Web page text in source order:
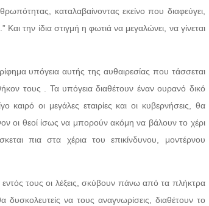
καταλαβαίνοντας εκείνο που διαφεύγει,
την ίδια στιγμή η φωτιά να μεγαλώνει, να γίνεται
υπόγεια αυτής της αυθαιρεσίας που τάσσεται
τους . Τα υπόγεια διαθέτουν έναν ουρανό δικό
οι μεγάλες εταιρίες και οι κυβερνήσεις, θα
οι θεοί ίσως να μπορούν ακόμη να βάλουν το χέρι
πια στα χέρια του επικίνδυνου, μοντέρνου
τους οι λέξεις, σκύβουν πάνω από τα πλήκτρα
δυσκολευτείς να τους αναγνωρίσεις, διαθέτουν το